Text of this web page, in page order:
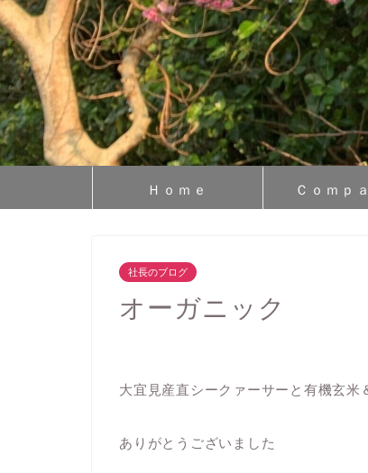
Ｈｏｍｅ Ｃｏｍｐ
社長のブログ
オーガニック
大宜見産直シークァーサーと有機玄米
ありがとうございました